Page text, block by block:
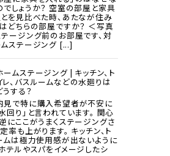
でしょうか？ 空室の部屋と家具
を見比べた時、あたなが住み
どちらの部屋ですか？ ＜写真
ージング前のお部屋です、対
ステージング [...]
ームステージング | キッチン、ト
レ、バスルームなどの水廻りは
うする？
見で特に購入希望者が不安に
回り」と言われています。 関心
にここがうまくステージングさ
率も上がります。 キッチン、ト
ムは極力使用感が出ないように
テルやスパをイメージしたシ